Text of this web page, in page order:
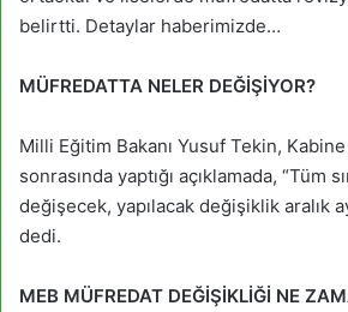
belirtti. Detaylar haberimizde…
MÜFREDATTA NELER DEĞİŞİYOR?
Milli Eğitim Bakanı Yusuf Tekin, Kabine
sonrasında yaptığı açıklamada, “Tüm
değişecek, yapılacak değişiklik aralık
dedi.
MEB MÜFREDAT DEĞİŞİKLİĞİ NE